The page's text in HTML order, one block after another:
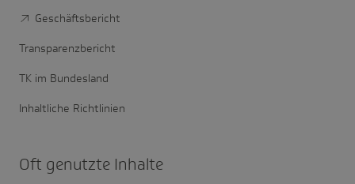
Geschäftsbericht
Transparenzbericht
TK im Bundesland
Inhaltliche Richtlinien
Oft genutzte Inhalte